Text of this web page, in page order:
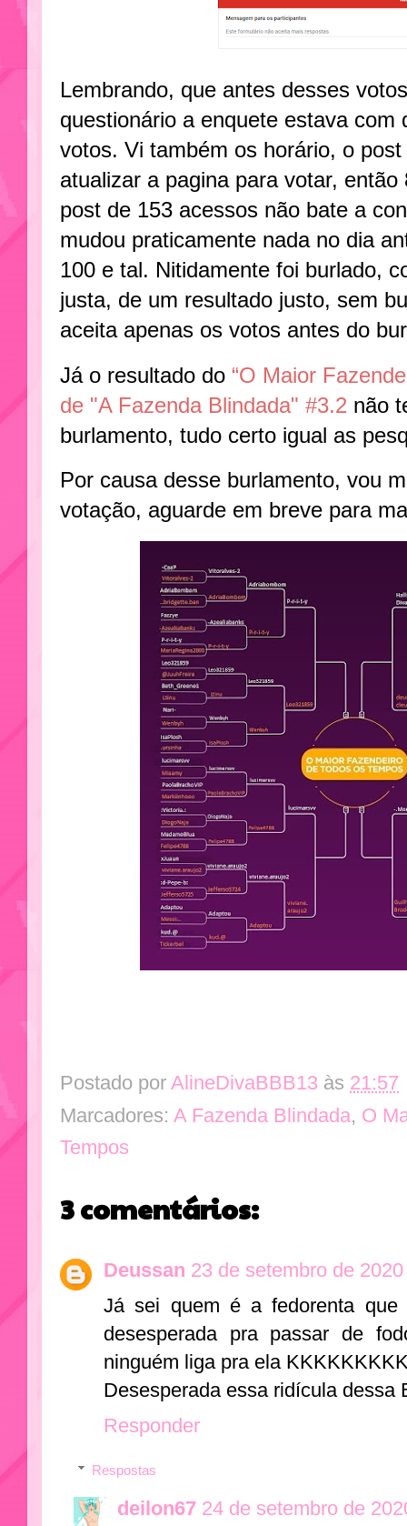
Lembrando, que antes desses
questionário a enquete estava com
votos. Vi também os horário, o
atualizar a pagina para votar,
post de 153 acessos não bate a
mudou praticamente nada no dia
100 e tal. Nitidamente foi burlado,
justa, de um resultado justo, sem
aceita apenas os votos antes do
Já o resultado do “O Maior
de "A Fazenda Blindada" #3.2 não
burlamento, tudo certo igual as
Por causa desse burlamento, vou
votação, aguarde em breve para
Postado por AlineDivaBBB13 às 21:57
Marcadores: A Fazenda Blindada, O
Tempos
3 comentários:
Deussan 23 de setembro de
Já sei quem é a fedorenta que
desesperada pra passar de
ninguém liga pra ela
Desesperada essa ridícula dessa
Responder
Respostas
deilon67 24 de setembro de